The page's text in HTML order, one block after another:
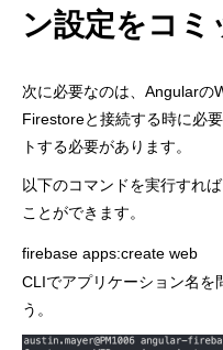
ン設定をコミ
次に必要なのは、Angularの
Firestoreと接続する時に必
トする必要があります。
以下のコマンドを実行すれ
ことができます。
firebase apps:create web
CLIでアプリケーション名を
う。